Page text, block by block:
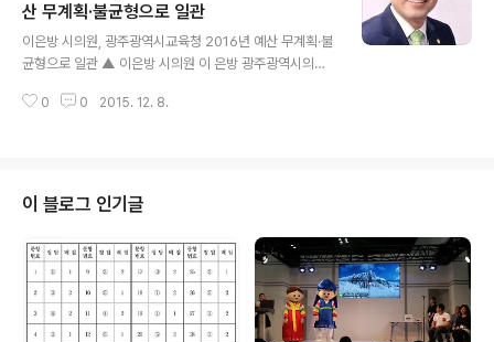
돈들여 학교를 증축하고 있으며 심지어 징수권이 없음에도
공동주택 사업자에게 직접 징수하는 등 위법행정마저 드러
났다”고 주장했다. 본 예산 심의를 위해 제출받은 자료에
1월 3일 기준) 개발사업 시행자에게 부과한 학교용지부담
산 무계획·불균형으로 일관
이은방 시의원, 광주광역시교육청 2016년 예산 무계획·불
균형으로 일관 ▲ 이은방 시의원 이 은방 광주광역시의원
교육청의 예산 편성이 너무나 무계획적이고 불균형적으로
역시교육청이 예산을 편성하고, 집행하는 과정에서 얼마나
무계획적으로 일관했는지 단적으로 보여주는 지표라고 강
조했다. 또한 2016년 예산을 전반적으로 분석해보면 예산
은 전년 대비 0.5%, 92여 억 원이 증액 편성되었고, 세부
사업별로 보면 10억 원 이상 감액편성 된 예산이 302억
원에 (학교폭력예방지원 12억 원, ..
0 0 2015. 12. 8.
이 블로그 인기글